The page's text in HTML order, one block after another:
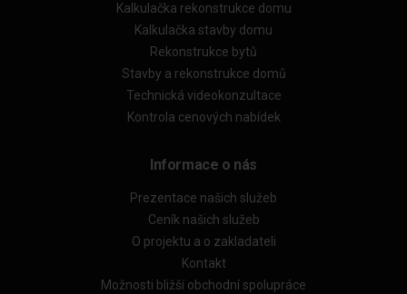
Kalkulačka rekonstrukce domu
Kalkulačka stavby domu
Rekonstrukce bytů
Stavby a rekonstrukce domů
Technická videokonzultace
Kontrola cenových nabídek
Informace o nás
Prezentace našich služeb
Ceník našich služeb
O projektu a o zakladateli
Kontakt
Možnosti bližší obchodní spolupráce